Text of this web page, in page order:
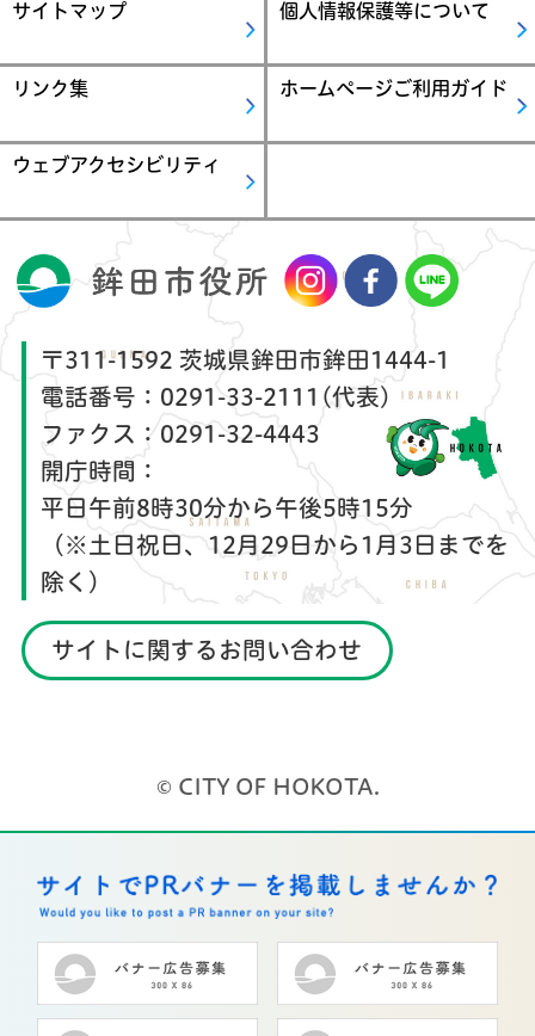
サイトマップ 個人情報保護等について
リンク集 ホームページご利用ガイド
ウェブアクセシビリティ
〒311-1592 茨城県鉾田市鉾田1444-1
電話番号： 0291-33-2111(代表)
ファクス： 0291-32-4443
開庁時間：
平日午前8時30分から午後5時15分
（※土日祝日、12月29日から1月3日までを
除く）
サイトに関するお問い合わせ
© CITY OF HOKOTA.